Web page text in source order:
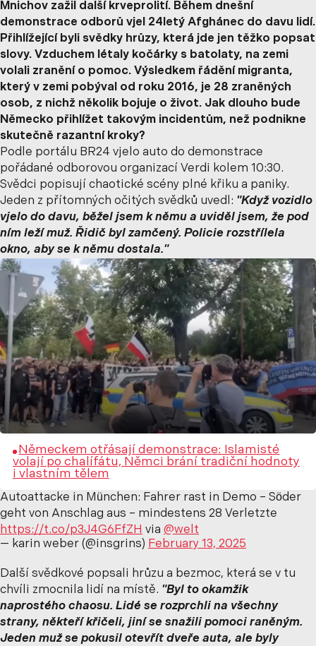
Mnichov zažil další krveprolití. Během dnešní
demonstrace odborů vjel 24letý Afghánec do davu lidí.
Přihlížející byli svědky hrůzy, která jde jen těžko popsat
slovy. Vzduchem létaly kočárky s batolaty, na zemi
volali zranění o pomoc. Výsledkem řádění migranta,
který v zemi pobýval od roku 2016, je 28 zraněných
osob, z nichž několik bojuje o život. Jak dlouho bude
Německo přihlížet takovým incidentům, než podnikne
skutečně razantní kroky?
Podle portálu BR24 vjelo auto do demonstrace
pořádané odborovou organizací Verdi kolem 10:30.
Svědci popisují chaotické scény plné křiku a paniky.
Jeden z přítomných očitých svědků uvedl: "Když vozidlo
vjelo do davu, běžel jsem k němu a uviděl jsem, že pod
ním leží muž. Řidič byl zamčený. Policie rozstřílela
okno, aby se k němu dostala."
Německem otřásají demonstrace: Islamisté
volají po chalífátu, Němci brání tradiční hodnoty
i vlastním tělem
Autoattacke in München: Fahrer rast in Demo – Söder
geht von Anschlag aus – mindestens 28 Verletzte
https://t.co/p3J4G6FfZH via @welt
— karin weber (@insgrins) February 13, 2025
Další svědkové popsali hrůzu a bezmoc, která se v tu
chvíli zmocnila lidí na místě. "Byl to okamžik
naprostého chaosu. Lidé se rozprchli na všechny
strany, někteří křičeli, jiní se snažili pomoci raněným.
Jeden muž se pokusil otevřít dveře auta, ale byly